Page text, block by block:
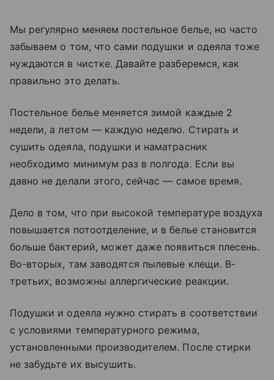
Мы регулярно меняем постельное белье, но часто
забываем о том, что сами подушки и одеяла тоже
нуждаются в чистке. Давайте разберемся, как
правильно это делать.
Постельное белье меняется зимой каждые 2
недели, а летом — каждую неделю. Стирать и
сушить одеяла, подушки и наматрасник
необходимо минимум раз в полгода. Если вы
давно не делали этого, сейчас — самое время.
Дело в том, что при высокой температуре воздуха
повышается потоотделение, и в белье становится
больше бактерий, может даже появиться плесень.
Во-вторых, там заводятся пылевые клещи. В-
третьих, возможны аллергические реакции.
Подушки и одеяла нужно стирать в соответствии
с условиями температурного режима,
установленными производителем. После стирки
не забудьте их высушить.